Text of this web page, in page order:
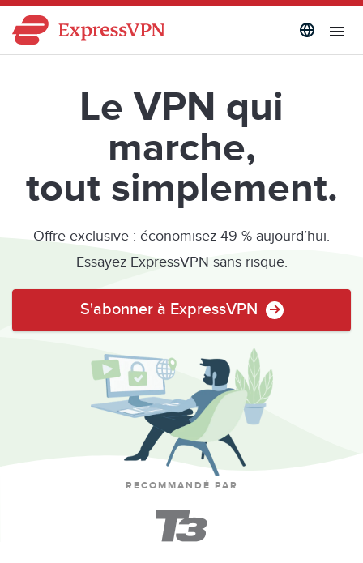
Le VPN qui
marche,
tout simplement.
Offre exclusive : économisez 49 % aujourd’hui.
Essayez ExpressVPN sans risque.
S'abonner à ExpressVPN
RECOMMANDÉ PAR